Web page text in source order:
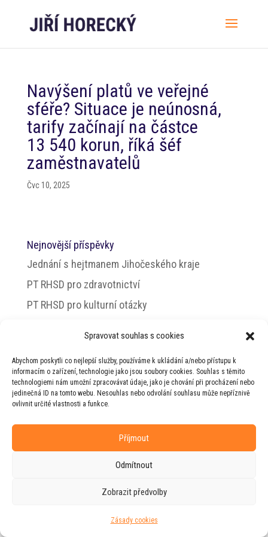
Spravovat souhlas s cookies
Abychom poskytli co nejlepší služby, používáme k ukládání a/nebo přístupu k
informacím o zařízení, technologie jako jsou soubory cookies. Souhlas s těmito
technologiemi nám umožní zpracovávat údaje, jako je chování při procházení nebo
jedinečná ID na tomto webu. Nesouhlas nebo odvolání souhlasu může nepříznivě
ovlivnit určité vlastnosti a funkce.
Příjmout
Odmítnout
Zobrazit předvolby
Zásady cookies
Navýšení platů ve veřejné
sféře? Situace je neúnosná,
tarify začínají na částce
13 540 korun, říká šéf
zaměstnavatelů
Čvc 10, 2025
Nejnovější příspěvky
Jednání s hejtmanem Jihočeského kraje
PT RHSD pro zdravotnictví
PT RHSD pro kulturní otázky
© 2026 Jiří Horecký – Osobní stránky Jiřího
Web vytvořila firmaRUDIve spolupráci s
agenturouZEST BRAND